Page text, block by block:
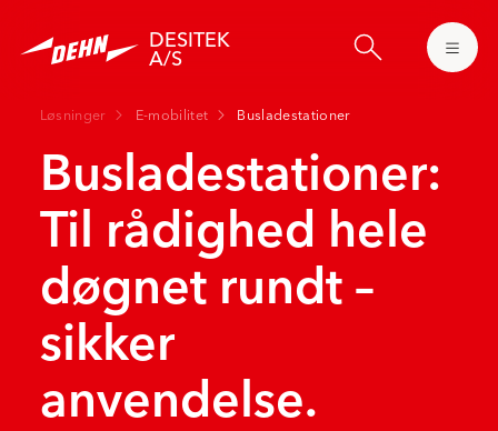
main
DESITEK
A/S
Løsninger E-mobilitet Busladestationer
Busladestationer:
Til rådighed hele
døgnet rundt –
sikker
anvendelse.